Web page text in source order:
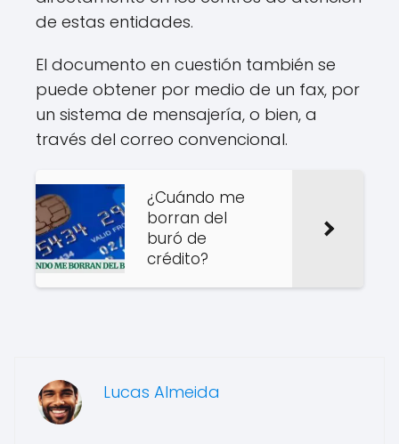
de estas entidades.
El documento en cuestión también se
puede obtener por medio de un fax, por
un sistema de mensajería, o bien, a
través del correo convencional.
¿Cuándo me
borran del
buró de
crédito?
Lucas Almeida